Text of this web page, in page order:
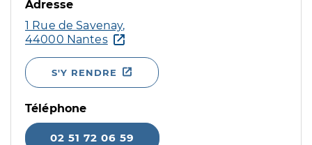
Adresse
1 Rue de Savenay,
44000 Nantes
S'Y RENDRE
Téléphone
02 51 72 06 59